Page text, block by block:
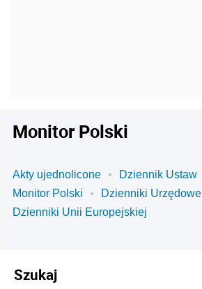
Monitor Polski
Akty ujednolicone
Dziennik Ustaw
Monitor Polski
Dzienniki Urzędowe
Dzienniki Unii Europejskiej
Szukaj